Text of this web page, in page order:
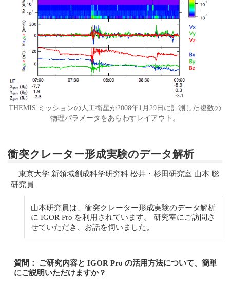
THEMIS ミッションの人工衛星が2008年1月29日に計測した複数の
物理パラメータをあらわすレイアウト。
衝突クレーター形成実験のデータ解析
東京大学 新領域創成科学研究科 松井・杉田研究室 山本 聡
研究員
山本研究員は、衝突クレーター形成実験のデータ解析
に IGOR Pro を利用されています。 研究室にご訪問さ
せていただき、お話を伺いました。
質問： ご研究内容と IGOR Pro の活用方法について、簡単
にご説明いただけますか？